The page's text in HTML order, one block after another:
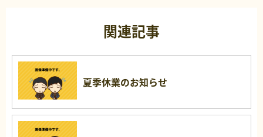
関連記事
夏季休業のお知らせ